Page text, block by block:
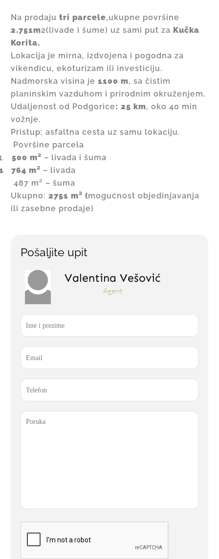
Na prodajutri parcele,ukupne površine
2.751m2(livade i šume) uz sami put za Kučka
Korita.
Lokacija je mirna, izdvojena i pogodna za
vikendicu, ekoturizam ili investiciju.
Nadmorska visina je1100 m, sa čistim
planinskim vazduhom i prirodnim okruženjem.
Udaljenost od Podgorice: 25 km, oko 40 min
vožnje.
Pristup: asfaltna cesta uz samu lokaciju.
Površine parcela
500 m² – livada i šuma
764 m² – livada
487 m² – šuma
Ukupno:2751 m² (mogućnost objedinjavanja
ili zasebne prodaje)
Pošaljite upit
Valentina Vešović
Agent